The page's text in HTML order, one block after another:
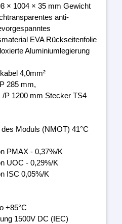
× 1004 × 35 mm Gewicht
anti-
EVA Rückseitenfolie
Aluminiumlegierung
4,0mm²
285 mm,
P 1200 mm Stecker TS4
Moduls (NMOT) 41°C
PMAX - 0,37%/K
UOC - 0,29%/K
ISC 0,05%/K
+85°C
1500V DC (IEC)